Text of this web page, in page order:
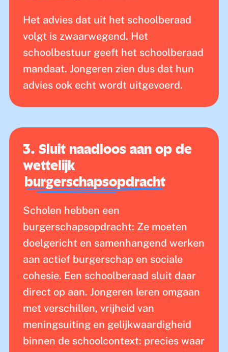
Het advies dat uit het schoolberaad
volgt is zwaarwegend. Het
schoolbestuur geeft het schoolberaad
mandaat. Jongeren zien dus dat hun
advies ook echt wordt uitgevoerd.
3. Sluit naadloos aan op de
wettelijk
burgerschapsopdracht
Scholen hebben een
burgerschapsopdracht: Ze moeten
doelgericht en samenhangend werken
aan actief burgerschap en sociale
cohesie. Een schoolberaad sluit daar
direct op aan. Jongeren leren omgaan
met verschillen, vrijheid van
meningsuiting en gelijkwaardigheid
binnen de schoolcontext: precies waar